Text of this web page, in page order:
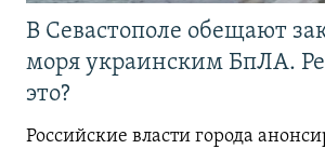
В Севастополе обещают
моря украинским БпЛА.
это?
Российские власти города